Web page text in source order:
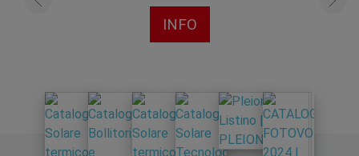
I tubi riscaldamento sono utilizzati per gli
radianti a pavimento quando si desidera un
Questo tipo di tubazioni riscaldamento sono adatti
per applicazioni residenziali,commerciali e
INFO